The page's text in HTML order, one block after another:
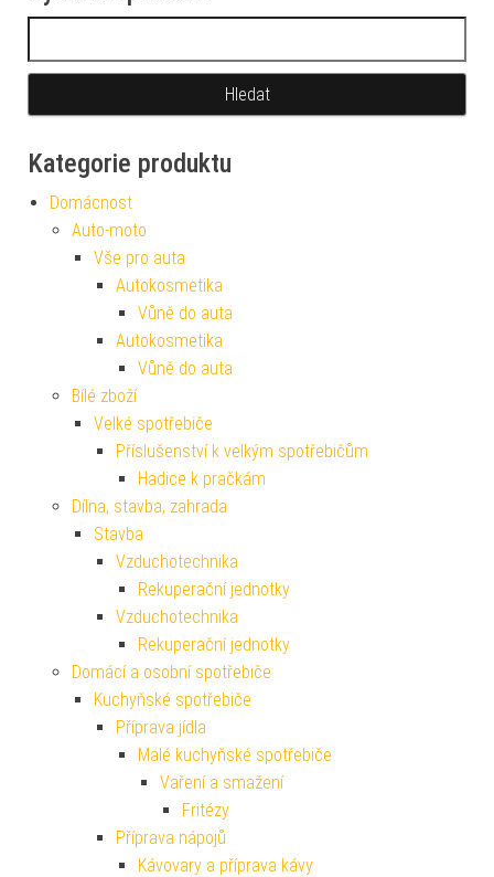
Kategorie produktu
Domácnost
Auto-moto
Vše pro auta
Autokosmetika
Vůně do auta
Autokosmetika
Vůně do auta
Bílé zboží
Velké spotřebiče
Příslušenství k velkým spotřebičům
Hadice k pračkám
Dílna, stavba, zahrada
Stavba
Vzduchotechnika
Rekuperační jednotky
Vzduchotechnika
Rekuperační jednotky
Domácí a osobní spotřebiče
Kuchyňské spotřebiče
Příprava jídla
Malé kuchyňské spotřebiče
Vaření a smažení
Fritézy
Příprava nápojů
Kávovary a příprava kávy